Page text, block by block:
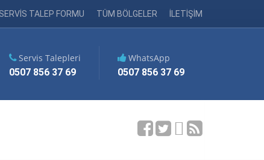
SERVİS TALEP FORMU TÜM BÖLGELER İLETİŞİM
Servis Talepleri
0507 856 37 69
WhatsApp
0507 856 37 69